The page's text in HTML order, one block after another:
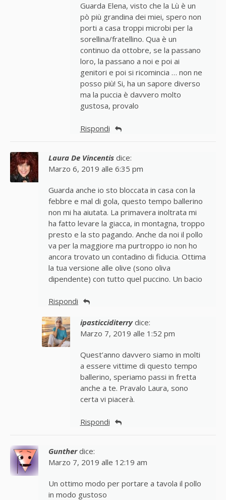
Guarda Elena, visto che la Lù è un
pò più grandina dei miei, spero non
porti a casa troppi microbi per la
sorellina/fratellino. Qua è un
continuo da ottobre, se la passano
loro, la passano a noi e poi ai
genitori e poi si ricomincia … non ne
posso più! Si, ha un sapore diverso
ma la puccia è davvero molto
gustosa, provalo
Rispondi
Laura De Vincentis dice:
Marzo 6, 2019 alle 6:35 pm
Guarda anche io sto bloccata in casa con la
febbre e mal di gola, questo tempo ballerino
non mi ha aiutata. La primavera inoltrata mi
ha fatto levare la giacca, in montagna, troppo
presto e la sto pagando. Anche da noi il pollo
va per la maggiore ma purtroppo io non ho
ancora trovato un contadino di fiducia. Ottima
la tua versione alle olive (sono oliva
dipendente) con tutto quel puccino. Un bacio
Rispondi
ipasticciditerry dice:
Marzo 7, 2019 alle 1:52 pm
Quest’anno davvero siamo in molti
a essere vittime di questo tempo
ballerino, speriamo passi in fretta
anche a te. Pravalo Laura, sono
certa vi piacerà.
Rispondi
Gunther dice:
Marzo 7, 2019 alle 12:19 am
Un ottimo modo per portare a tavola il pollo
in modo gustoso